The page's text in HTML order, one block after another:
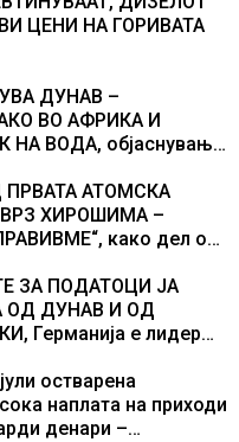
ЦЕНИ НА ГОРИВАТА
ДУНАВ –
ВО АФРИКА И
ВОДА, објаснување
АТОМСКА
ХИРОШИМА –
како дел од
го
што го промени
ЗА ПОДАТОЦИ ЈА
ОД ДУНАВ И ОД
Германија е лидер
остварена
наплата на приходи
денари –